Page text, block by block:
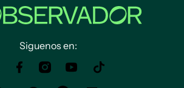
Siguenos en: